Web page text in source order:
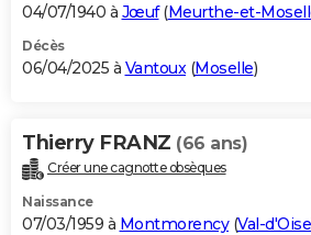
04/07/1940 à Jœuf(Meurthe-et-
Décès
06/04/2025 à Vantoux(Moselle)
Thierry FRANZ (66 ans)
Créer une cagnotte obsèques
Naissance
07/03/1959 à Montmorency(Val-d'Oise